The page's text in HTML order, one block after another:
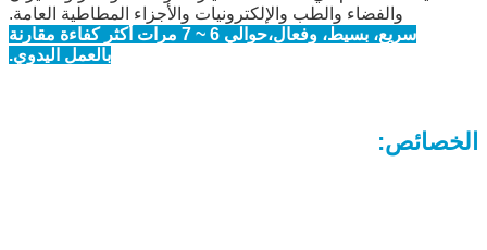
والفضاء والطب والإلكترونيات والأجزاء المطاطية العامة.
سريع، بسيط، وفعال،
حوالي 6 ~ 7 مرات أكثر كفاءة مقارنة
بالعمل اليدوي.
الخصائص: